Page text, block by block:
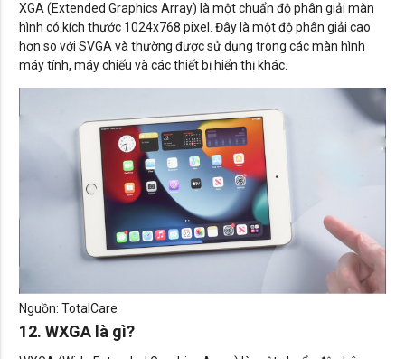
XGA (Extended Graphics Array) là một chuẩn độ phân giải màn
hình có kích thước 1024x768 pixel. Đây là một độ phân giải cao
hơn so với SVGA và thường được sử dụng trong các màn hình
máy tính, máy chiếu và các thiết bị hiển thị khác.
Nguồn: TotalCare
12. WXGA là gì?